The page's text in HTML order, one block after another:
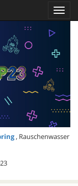
, Rauschenwasser